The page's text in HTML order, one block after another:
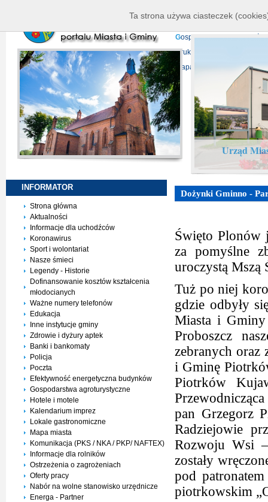
P
rojekty europejskie
Gospodarka
D ruki do pobrania
Mapa serwisu
Urząd
INFORMATOR
Strona główna
Aktualności
Informacje dla uchodźców
Koronawirus
Sport i wolontariat
Nasze śmieci
Legendy - Historie
Dofinansowanie kosztów kształcenia
młodocianych
Ważne numery telefonów
Edukacja
Inne instytucje gminy
Zdrowie i dyżury aptek
Banki i bankomaty
Policja
Poczta
Efektywność energetyczna budynków
Gospodarstwa agroturystyczne
Hotele i motele
Kalendarium imprez
Lokale gastronomiczne
Mapa miasta
Komunikacja (PKS / NKA / PKP/ NAFTEX)
Informacje dla rolników
Ostrzeżenia o zagrożeniach
Oferty pracy
Nabór na wolne stanowisko urzędnicze
Energa - Partner
Dożynki Gminno -
Święto Plonów
za pomyślne
uroczystą Mszą
Tuż po niej
gdzie odbyły
Miasta i
Proboszcz
zebranych oraz
i Gminę
Piotrków
pan Grzegorz
Radziejowie
Rozwoju Wsi
zostały
pod
piotrkowskim
Ta strona używa ciasteczek